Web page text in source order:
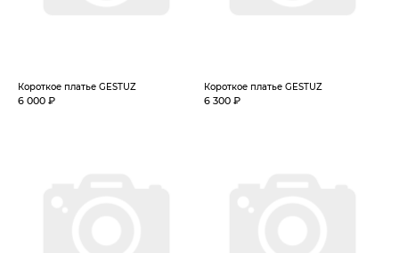
Короткое платье GESTUZ
6 000 ₽
Короткое платье GESTUZ
6 300 ₽